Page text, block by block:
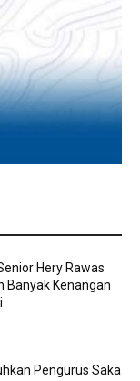
Hery Rawas
Banyak Kenangan
Pengurus Saka